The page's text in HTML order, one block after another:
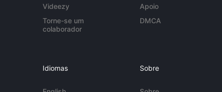
Videezy
Torne-se um
colaborador
Apoio
DMCA
Idiomas Sobre